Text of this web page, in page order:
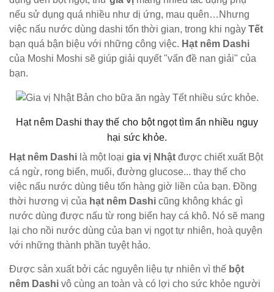
nếu sử dụng quá nhiều như dị ứng, mau quên…Nhưng
việc nấu nước dùng dashi tốn thời gian, trong khi ngày Tết
bạn quá bận biệu với những công việc. Hạt nêm Dashi
của Moshi Moshi sẽ giúp giải quyết "vấn đề nan giải" của
bạn.
Hạt nêm Dashi thay thế cho bột ngọt tìm ẩn nhiều nguy
hại sức khỏe.
Hạt nêm Dashi là một loại gia vị Nhật được chiết xuất Bột
cá ngừ, rong biển, muối, đường glucose... thay thế cho
việc nấu nước dùng tiêu tốn hàng giờ liền của bạn. Đồng
thời hương vị của hạt nêm Dashi cũng không khác gì
nước dùng được nấu từ rong biển hay cá khô. Nó sẽ mang
lại cho nồi nước dùng của bạn vị ngọt tự nhiên, hoà quyện
với những thành phần tuyệt hảo.
Được sản xuất bởi các nguyên liệu tự nhiên vì thế bột
nêm Dashi vô cùng an toàn và có lợi cho sức khỏe người